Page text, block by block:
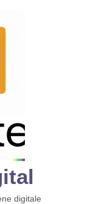
digitale